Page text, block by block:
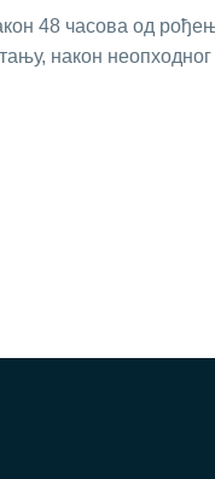
48 часова од
након